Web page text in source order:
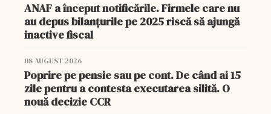
ANAF a început notificările. Firmele care nu
au depus bilanțurile pe 2025 riscă să ajungă
inactive fiscal
08 AUGUST 2026
Poprire pe pensie sau pe cont. De când ai 15
zile pentru a contesta executarea silită. O
nouă decizie CCR